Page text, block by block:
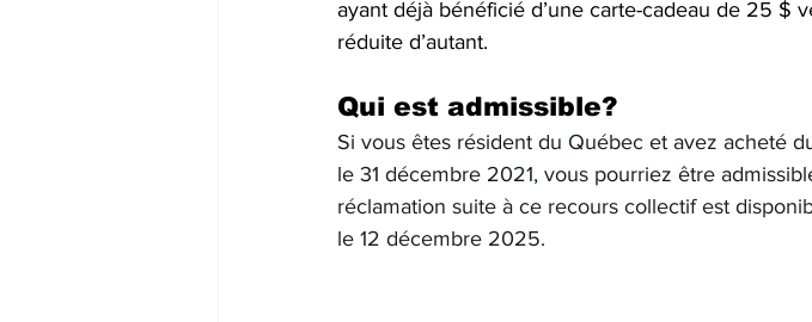
ayant déjà bénéficié d’une carte-cadeau de 25 $
réduite d’autant.
Qui est admissible?
Si vous êtes résident du Québec et avez acheté
le 31 décembre 2021, vous pourriez être
réclamation suite à ce recours collectif est
le 12 décembre 2025.